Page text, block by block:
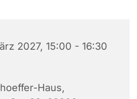
2027, 15:00 - 16:30
Haus,